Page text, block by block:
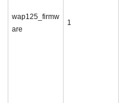
wap125_firmw
are
1